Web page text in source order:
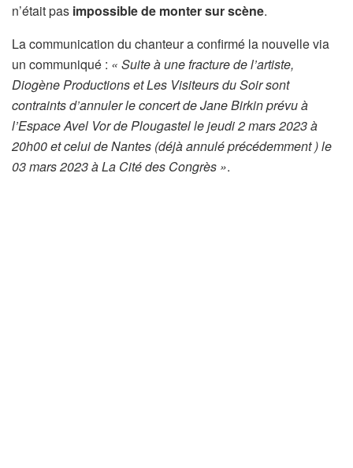
n’était pas impossible de monter sur scène.
La communication du chanteur a confirmé la nouvelle via
un communiqué : « Suite à une fracture de l’artiste,
Diogène Productions et Les Visiteurs du Soir sont
contraints d’annuler le concert de Jane Birkin prévu à
l’Espace Avel Vor de Plougastel le jeudi 2 mars 2023 à
20h00 et celui de Nantes (déjà annulé précédemment ) le
03 mars 2023 à La Cité des Congrès ».